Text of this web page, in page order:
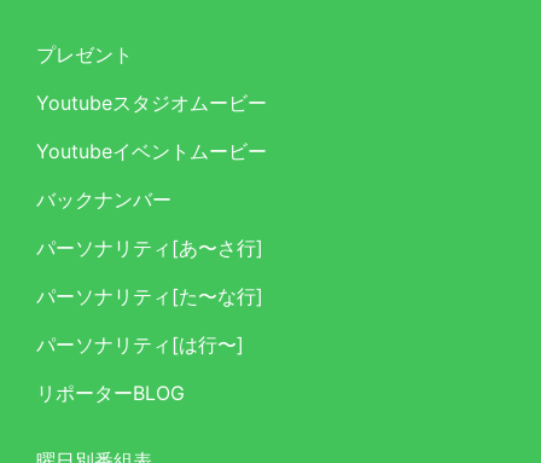
プレゼント
Youtubeスタジオムービー
Youtubeイベントムービー
バックナンバー
パーソナリティ[あ〜さ行]
パーソナリティ[た〜な行]
パーソナリティ[は行〜]
リポーターBLOG